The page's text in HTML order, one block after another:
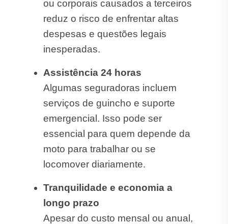
ou corporais causados a terceiros
reduz o risco de enfrentar altas
despesas e questões legais
inesperadas.
Assistência 24 horas
Algumas seguradoras incluem
serviços de guincho e suporte
emergencial. Isso pode ser
essencial para quem depende da
moto para trabalhar ou se
locomover diariamente.
Tranquilidade e economia a
longo prazo
Apesar do custo mensal ou anual,